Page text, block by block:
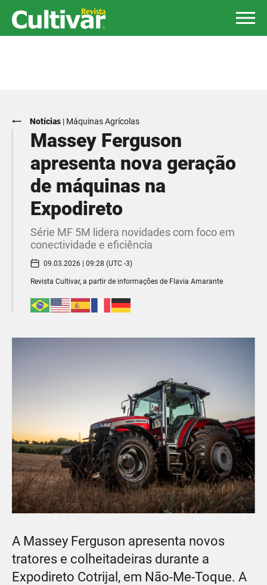
Notícias | Máquinas Agrícolas
Massey Ferguson
apresenta nova geração
de máquinas na
Expodireto
Série MF 5M lidera novidades com foco em
conectividade e eficiência
09.03.2026 | 09:28 (UTC -3)
Revista Cultivar, a partir de informações de Flavia Amarante
A Massey Ferguson apresenta novos
tratores e colheitadeiras durante a
Expodireto Cotrijal, em Não-Me-Toque. A